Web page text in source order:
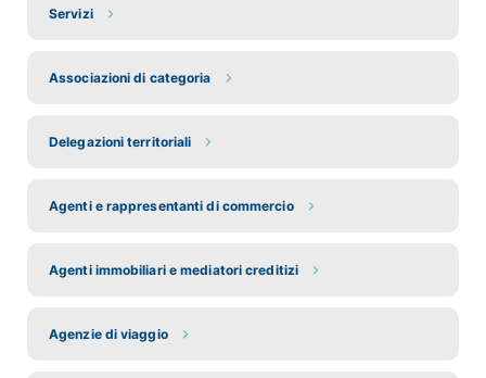
Servizi
Associazioni di categoria
Delegazioni territoriali
Agenti e rappresentanti di commercio
Agenti immobiliari e mediatori creditizi
Agenzie di viaggio